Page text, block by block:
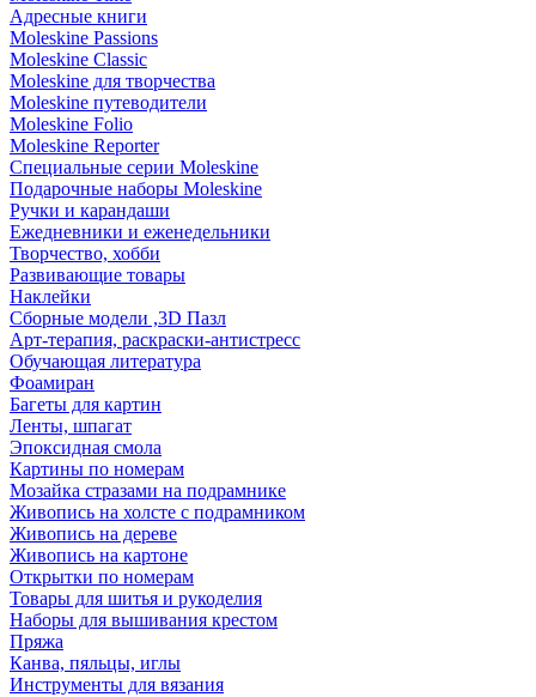
Адресные книги
Moleskine Passions
Moleskine Classic
Moleskine для творчества
Moleskine путеводители
Moleskine Folio
Moleskine Reporter
Специальные серии Moleskine
Подарочные наборы Moleskine
Ручки и карандаши
Ежедневники и еженедельники
Творчество, хобби
Развивающие товары
Наклейки
Сборные модели ,3D Пазл
Арт-терапия, раскраски-антистресс
Обучающая литература
Фоамиран
Багеты для картин
Ленты, шпагат
Эпоксидная смола
Картины по номерам
Мозайка стразами на подрамнике
Живопись на холсте с подрамником
Живопись на дереве
Живопись на картоне
Открытки по номерам
Товары для шитья и рукоделия
Наборы для вышивания крестом
Пряжа
Канва, пяльцы, иглы
Инструменты для вязания